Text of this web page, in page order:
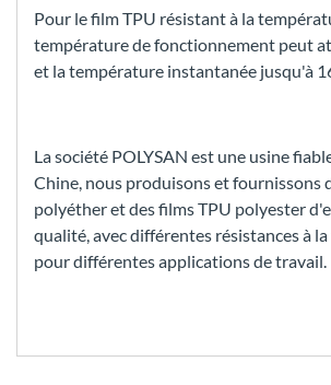
Pour le film TPU résistant à la
température de fonctionnement peut
et la température instantanée jusqu'à
La société POLYSAN est une usine
Chine, nous produisons et fournissons
polyéther et des films TPU polyester
qualité, avec différentes résistances à
pour différentes applications de travail.